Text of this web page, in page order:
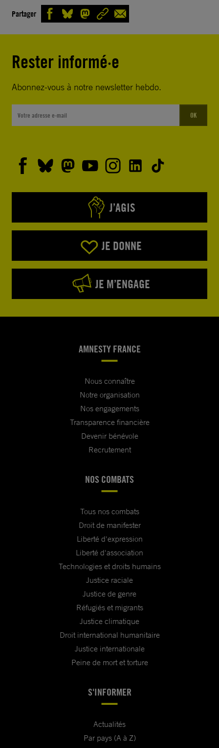
Partager
Rester informé·e
Abonnez-vous à notre newsletter hebdo.
OK
J’AGIS
JE DONNE
JE M’ENGAGE
AMNESTY FRANCE
Nous connaître
Notre organisation
Nos engagements
Transparence financière
Devenir bénévole
Recrutement
NOS COMBATS
Tous nos combats
Droit de manifester
Liberté d'expression
Liberté d'association
Technologies et droits humains
Justice raciale
Justice de genre
Réfugiés et migrants
Justice climatique
Droit international humanitaire
Justice internationale
Peine de mort et torture
S'INFORMER
Actualités
Par pays (A à Z)